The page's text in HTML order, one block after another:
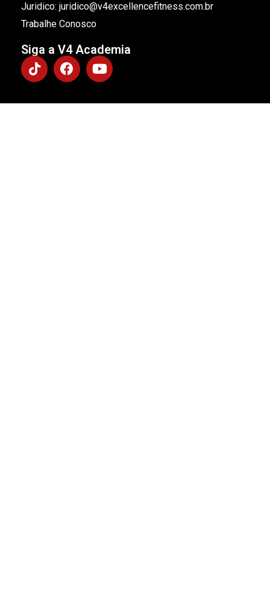
Juridico: juridico@v4excellencefitness.com.br
Trabalhe Conosco
Siga a V4 Academia